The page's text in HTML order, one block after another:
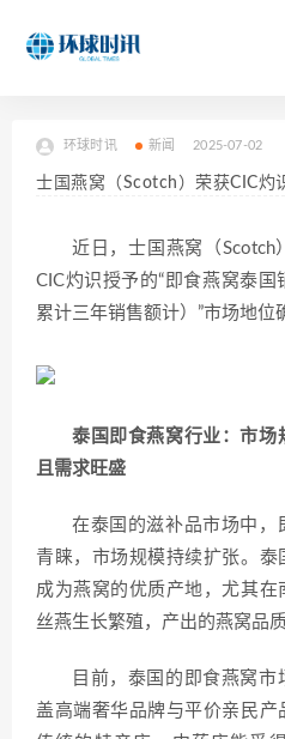
环球时讯 新闻 2025-07-02
士国燕窝（Scotch）荣获CIC灼
近日，士国燕窝（Scotch
CIC灼识授予的“即食燕窝泰
累计三年销售额计）”市场地位
泰国即食燕窝行业：市场
且需求旺盛
在泰国的滋补品市场中，
青睐，市场规模持续扩张。泰
成为燕窝的优质产地，尤其
丝燕生长繁殖，产出的燕窝品质
目前，泰国的即食燕窝
盖高端奢华品牌与平价亲民